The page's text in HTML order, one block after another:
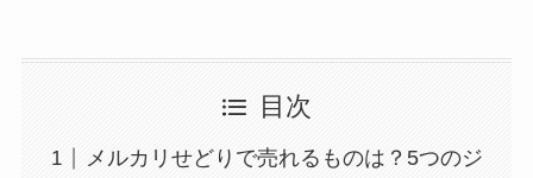
目次
メルカリせどりで売れるものは？5つのジ